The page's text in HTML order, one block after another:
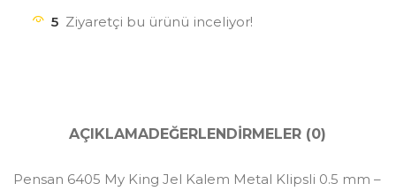
5 Ziyaretçi bu ürünü inceliyor!
AÇIKLAMADEĞERLENDIRMELER (0)
Pensan 6405 My King Jel Kalem Metal Klipsli 0.5 mm –